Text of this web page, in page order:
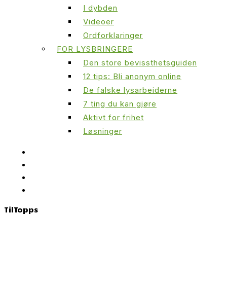
I dybden
Videoer
Ordforklaringer
FOR LYSBRINGERE
Den store bevissthetsguiden
12 tips: Bli anonym online
De falske lysarbeiderne
7 ting du kan gjøre
Aktivt for frihet
Løsninger
TilTopps